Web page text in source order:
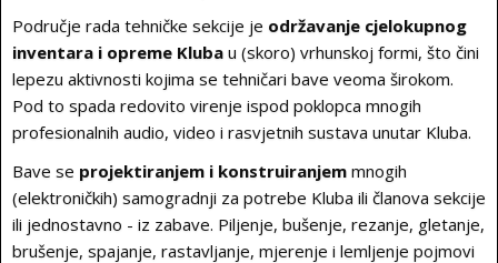
Područje rada tehničke sekcije je održavanje cjelokupnog
inventara i opreme Kluba u (skoro) vrhunskoj formi, što čini
lepezu aktivnosti kojima se tehničari bave veoma širokom.
Pod to spada redovito virenje ispod poklopca mnogih
profesionalnih audio, video i rasvjetnih sustava unutar Kluba.
Bave se projektiranjem i konstruiranjem mnogih
(elektroničkih) samogradnji za potrebe Kluba ili članova sekcije
ili jednostavno - iz zabave. Piljenje, bušenje, rezanje, gletanje,
brušenje, spajanje, rastavljanje, mjerenje i lemljenje pojmovi